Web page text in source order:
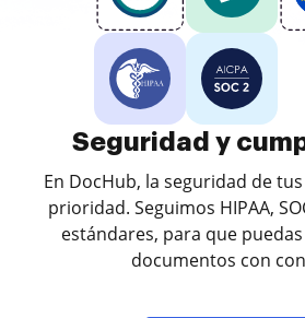
Seguridad y
En DocHub, la seguridad de
prioridad. Seguimos HIPAA,
estándares, para que
documentos con